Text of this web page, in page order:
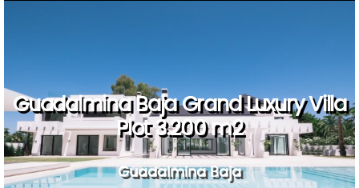
Guadalmina Baja Grand Luxury Villa
Plot 3.200 m2
Guadalmina Baja